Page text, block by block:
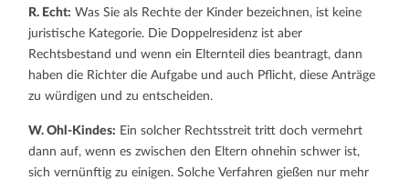
R. Echt: Was Sie als Rechte der Kinder bezeichnen, ist keine
juristische Kategorie. Die Doppelresidenz ist aber
Rechtsbestand und wenn ein Elternteil dies beantragt, dann
haben die Richter die Aufgabe und auch Pflicht, diese Anträge
zu würdigen und zu entscheiden.
W. Ohl-Kindes: Ein solcher Rechtsstreit tritt doch vermehrt
dann auf, wenn es zwischen den Eltern ohnehin schwer ist,
sich vernünftig zu einigen. Solche Verfahren gießen nur mehr